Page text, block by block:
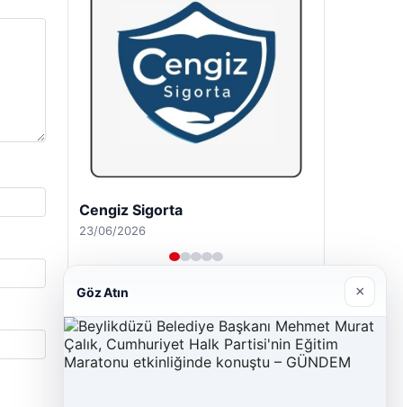
Cengiz Sigorta
23/06/2026
Göz Atın ×